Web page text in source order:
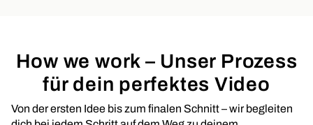
How we work – Unser Prozess
für dein perfektes Video
Von der ersten Idee bis zum finalen Schnitt – wir begleiten